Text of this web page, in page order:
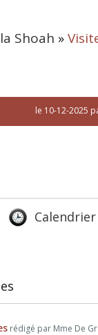
Shoah »
le 10-12-2025
Calendrier
rédigé par Mme De